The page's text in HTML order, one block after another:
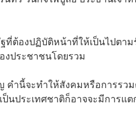
ที่ต้องปฏิบัติหน้าที่ให้เป็นไปต
งประชาชนโดยรวม
ำนี้จะทำให้สังคมหรือการรว
นประเทศชาติก็อาจจะมีการแต